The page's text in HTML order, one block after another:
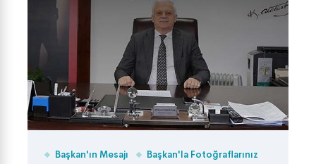
Başkan'ın Mesajı
Başkan'la Fotoğraflarınız